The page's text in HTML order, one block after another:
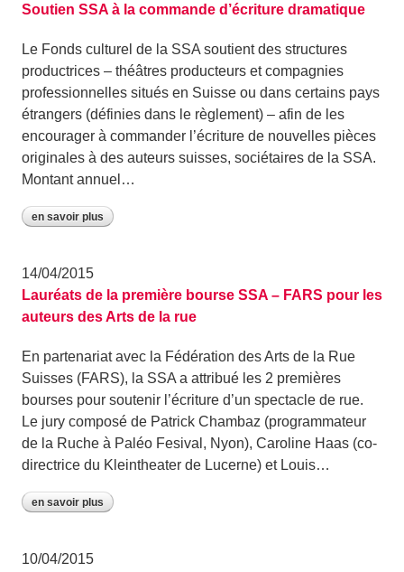
Soutien SSA à la commande d’écriture dramatique
Le Fonds culturel de la SSA soutient des structures
productrices – théâtres producteurs et compagnies
professionnelles situés en Suisse ou dans certains pays
étrangers (définies dans le règlement) – afin de les
encourager à commander l’écriture de nouvelles pièces
originales à des auteurs suisses, sociétaires de la SSA.
Montant annuel…
en savoir plus
14/04/2015
Lauréats de la première bourse SSA – FARS pour les
auteurs des Arts de la rue
En partenariat avec la Fédération des Arts de la Rue
Suisses (FARS), la SSA a attribué les 2 premières
bourses pour soutenir l’écriture d’un spectacle de rue.
Le jury composé de Patrick Chambaz (programmateur
de la Ruche à Paléo Fesival, Nyon), Caroline Haas (co-
directrice du Kleintheater de Lucerne) et Louis…
en savoir plus
10/04/2015